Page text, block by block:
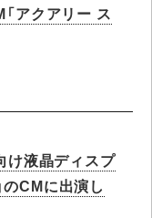
アクアリー ス
液晶ディスプ
CMに出演し